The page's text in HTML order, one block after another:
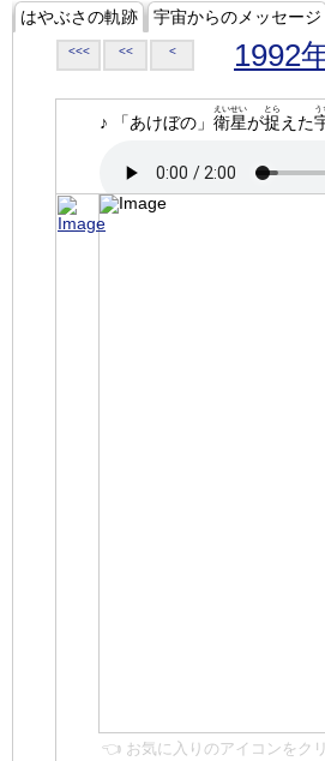
はやぶさの軌跡 宇宙からのメッセージ
<<< << < 1992
♪ 「あけぼの」 衛星
えいせい
が捉
とら
えた
う
👈 お気に入りのアイコンをク